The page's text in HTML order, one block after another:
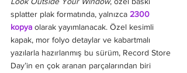
splatter plak formatında, yalnızca 2300
kopya olarak yayımlanacak. Özel kesimli
kapak, mor folyo detaylar ve kabartmalı
yazılarla hazırlanmış bu sürüm, Record Store
Day’in en çok aranan parçalarından biri